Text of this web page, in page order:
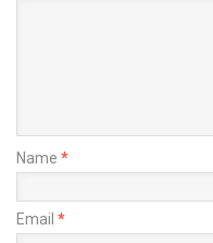
Name *
Email *